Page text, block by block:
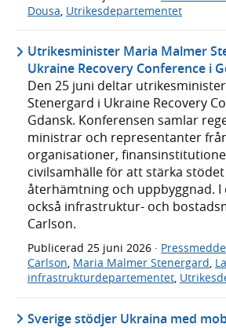
Dousa, Utrikesdepartementet
Utrikesminister Maria Malmer
Ukraine Recovery Conference i
Den 25 juni deltar
Stenergard i Ukraine Recovery
Gdansk. Konferensen samlar
ministrar och representanter
organisationer,
civilsamhälle för att stärka
återhämtning och uppbyggnad.
också infrastruktur- och
Carlson.
Publicerad 25 juni 2026 ·
Carlson, Maria Malmer Stenergard,
infrastrukturdepartementet,
Sverige stödjer Ukraina med